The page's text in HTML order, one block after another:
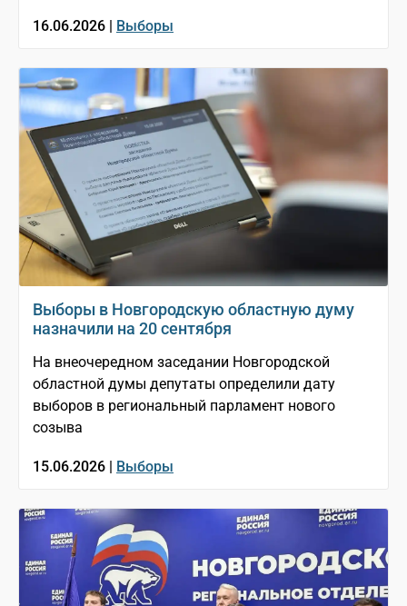
16.06.2026 | Выборы
Выборы в Новгородскую областную думу
назначили на 20 сентября
На внеочередном заседании Новгородской
областной думы депутаты определили дату
выборов в региональный парламент нового
созыва
15.06.2026 | Выборы